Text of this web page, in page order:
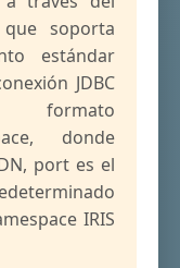
que soporta
estándar
JDBC
donde
port es el
IRIS